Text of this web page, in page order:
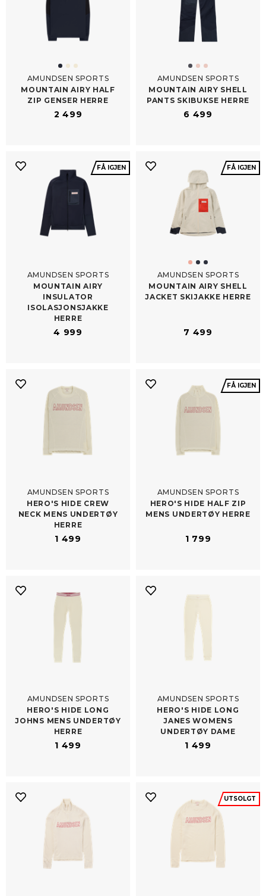
AMUNDSEN SPORTS
MOUNTAIN AIRY HALF
ZIP GENSER HERRE
2 499
AMUNDSEN SPORTS
MOUNTAIN AIRY SHELL
PANTS SKIBUKSE HERRE
6 499
FÅ IGJEN
AMUNDSEN SPORTS
MOUNTAIN AIRY
INSULATOR
ISOLASJONSJAKKE
HERRE
4 999
FÅ IGJEN
AMUNDSEN SPORTS
MOUNTAIN AIRY SHELL
JACKET SKIJAKKE HERRE
7 499
AMUNDSEN SPORTS
HERO'S HIDE CREW
NECK MENS UNDERTØY
HERRE
1 499
FÅ IGJEN
AMUNDSEN SPORTS
HERO'S HIDE HALF ZIP
MENS UNDERTØY HERRE
1 799
AMUNDSEN SPORTS
HERO'S HIDE LONG
JOHNS MENS UNDERTØY
HERRE
1 499
AMUNDSEN SPORTS
HERO'S HIDE LONG
JANES WOMENS
UNDERTØY DAME
1 499
UTSOLGT